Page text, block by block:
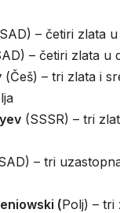
– četiri zlata
– četiri zlata u
(Češ) – tri zlata i
(SSSR) – tri
– tri
(Polj) – tri